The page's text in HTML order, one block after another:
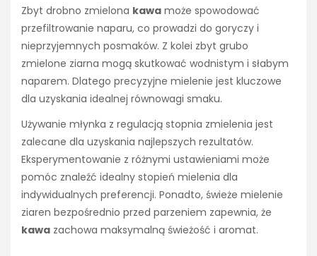
Zbyt drobno zmielona kawa może spowodować
przefiltrowanie naparu, co prowadzi do goryczy i
nieprzyjemnych posmaków. Z kolei zbyt grubo
zmielone ziarna mogą skutkować wodnistym i słabym
naparem. Dlatego precyzyjne mielenie jest kluczowe
dla uzyskania idealnej równowagi smaku.
Używanie młynka z regulacją stopnia zmielenia jest
zalecane dla uzyskania najlepszych rezultatów.
Eksperymentowanie z różnymi ustawieniami może
pomóc znaleźć idealny stopień mielenia dla
indywidualnych preferencji. Ponadto, świeże mielenie
ziaren bezpośrednio przed parzeniem zapewnia, że
kawa zachowa maksymalną świeżość i aromat.